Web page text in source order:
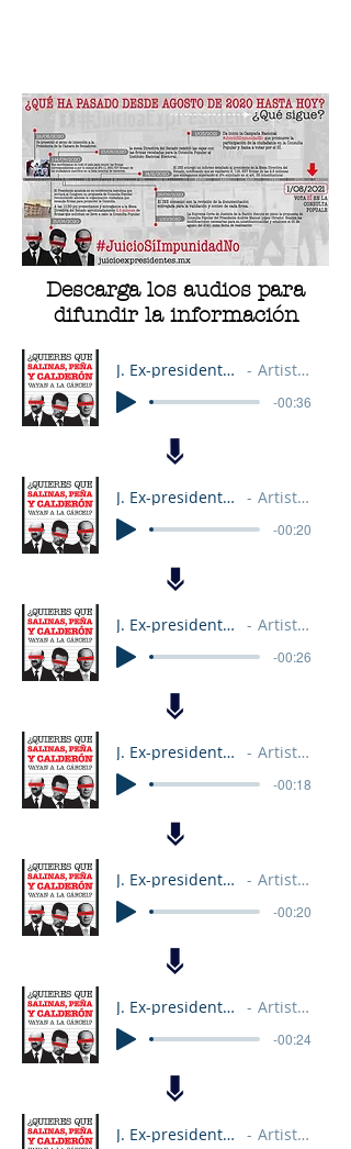
Descarga los audios para
difundir la información
J. Ex-presidentes Audio 1 Artist Name
-00:36
J. Ex-presidentes Audio 2 Artist Name
-00:18
J. Ex-presidentes Audio 3 Artist Name
J. Ex-presidentes Audio 4 Artist Name
-00:20
J. Ex-presidentes Audio 5 Artist Name
-00:20
J. Ex-presidentes Audio 7 Artist Name
-00:26
J. Ex-presidentes Audio 8 Artist Name
-00:24